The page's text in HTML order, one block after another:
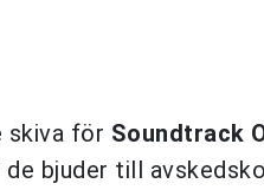
skiva för Soundtrack
bjuder till